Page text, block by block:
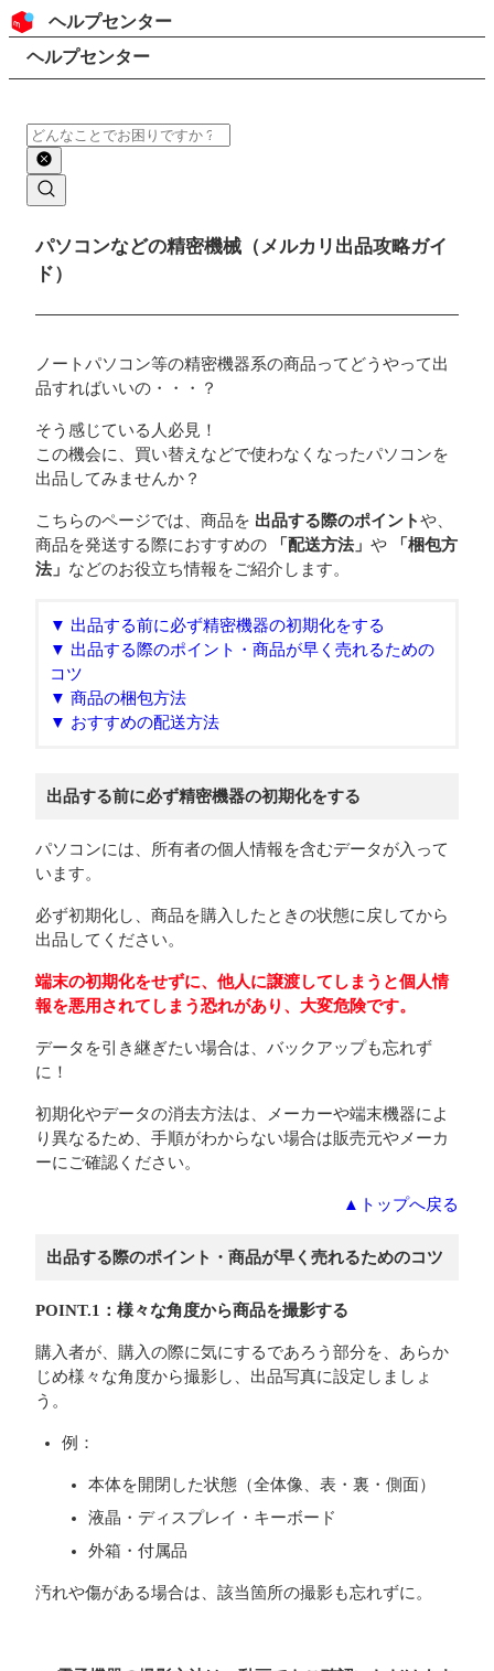
コンテンツにスキップ
ヘッダー
ヘルプセンター
検索
パンくずリスト
ヘルプセンター
検索
メインコンテンツ
パソコンなどの精密機械（メルカリ出品攻略ガイ
ド）
ノートパソコン等の精密機器系の商品ってどうやって出
品すればいいの・・・？
そう感じている人必見！
この機会に、買い替えなどで使わなくなったパソコンを
出品してみませんか？
こちらのページでは、商品を 出品する際のポイントや、
商品を発送する際におすすめの
「配送方法」 や
「梱包方
法」 などのお役立ち情報をご紹介します。
▼ 出品する前に必ず精密機器の初期化をする
▼ 出品する際のポイント・商品が早く売れるための
コツ
▼ 商品の梱包方法
▼ おすすめの配送方法
出品する前に必ず精密機器の初期化をする
パソコンには、所有者の個人情報を含むデータが入って
います。
必ず初期化し、商品を購入したときの状態に戻してから
出品してください。
端末の初期化をせずに、他人に譲渡してしまうと個人情
報を悪用されてしまう恐れがあり、大変危険です。
データを引き継ぎたい場合は、バックアップも忘れず
に！
初期化やデータの消去方法は、メーカーや端末機器によ
り異なるため、手順がわからない場合は販売元やメーカ
ーにご確認ください。
▲トップへ戻る
出品する際のポイント・商品が早く売れるためのコツ
POINT.1：様々な角度から商品を撮影する
購入者が、購入の際に気にするであろう部分を、あらか
じめ様々な角度から撮影し、出品写真に設定しましょ
う。
例：
本体を開閉した状態（全体像、表・裏・側面）
液晶・ディスプレイ・キーボード
外箱・付属品
汚れや傷がある場合は、該当箇所の撮影も忘れずに。